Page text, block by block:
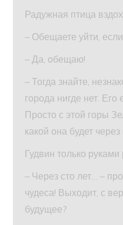
Радужная птица
– Обещаете уйти,
– Да, обещаю!
– Тогда знайте,
города нигде нет.
Просто с этой горы
какой она будет через
Гудвин только
– Через сто лет… –
чудеса! Выходит, с
будущее?